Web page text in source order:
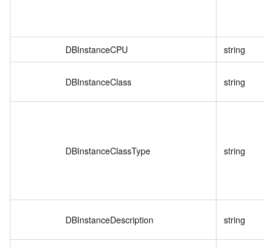
DBInstanceCPU string
DBInstanceClass string
DBInstanceClassType string
DBInstanceDescription string